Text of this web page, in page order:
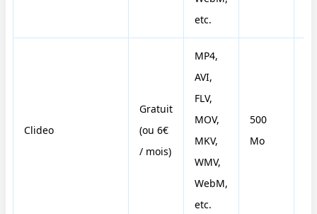
etc.
Clideo
Gratuit
(ou 6€
/ mois)
MP4,
AVI,
FLV,
MOV,
MKV,
WMV,
WebM,
etc.
500
Mo